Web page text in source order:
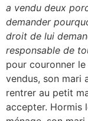
a vendu deux
demander
droit de lui
responsable de
pour couronner
vendus, son mari
rentrer au petit
accepter. Hormis